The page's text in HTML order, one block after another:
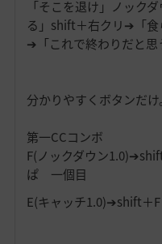
「そこを退け」ノック
る」shift＋右クリ➔「食
➔「これで終わりだと
分かりやすくボタンだけ。
第一CCコンボ
F(ノックダウン
ぱ 一個目
E(キャッチ1.0)➔shift＋